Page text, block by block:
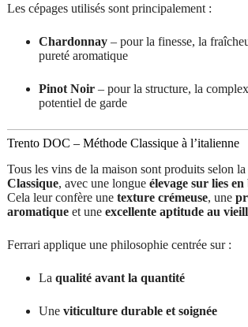
Les cépages utilisés sont principalement :
Chardonnay– pour la finesse, la
pureté aromatique
Pinot Noir– pour la structure, la
potentiel de garde
Trento DOC – Méthode Classique à l’italienne
Tous les vins de la maison sont produits selon la
Classique, avec une longue élevage sur lies
Cela leur confère une texture crémeuse, une
aromatiqueet une excellente aptitude au
Ferrari applique une philosophie centrée sur :
La qualité avant la quantité
Une viticulture durable et soignée